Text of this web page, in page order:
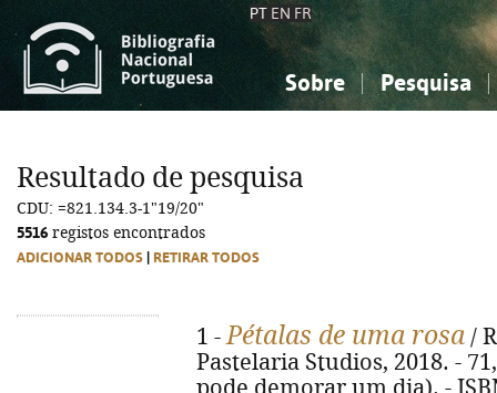
PT EN FR
Sobre Pesquisa
Ciências sociais...
Ciências sociais...
Resultado de pesquisa
CDU: =821.134.3-1"19/20"
5516 registos encontrados
ADICIONAR TODOS RETIRAR TODOS
1 -Pétalas de uma rosa /
Pastelaria Studios, 2018. -